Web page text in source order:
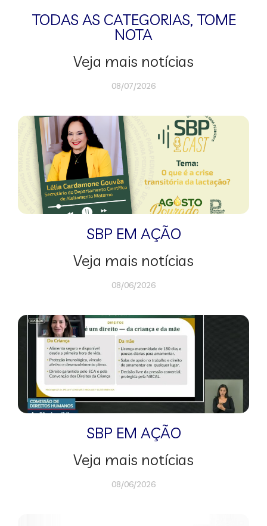
TODAS AS CATEGORIAS, TOME
NOTA
Veja mais notícias
08/07/2026
SBP EM AÇÃO
Veja mais notícias
08/06/2026
SBP EM AÇÃO
Veja mais notícias
08/06/2026